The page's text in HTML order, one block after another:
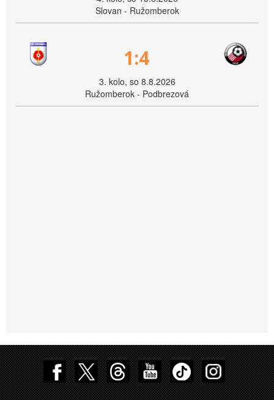
Slovan - Ružomberok
1:4
3. kolo, so 8.8.2026
Ružomberok - Podbrezová